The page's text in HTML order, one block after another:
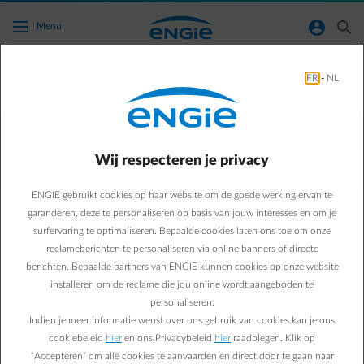
Ga naar de hoofdinhoud
Menu normal-account-circle search
Heb ik recht op een vergoeding bij het
uitvallen van mijn omvormer?
arrow-left Terug naar contactpagina
VLAANDEREN
Sinds 14/07/2022 kan je bij Fluvius een compensatie aanvragen
indien de omvormer van jouw zonnepaneleninstallatie regelmatig
uitvalt. Alle informatie hieromtrent vind je terug op de website van
Fluvius
WALLONIE/ BRUSSEL
dan moet je nog even geduld hebben.
De CWaPE meldt dat er een voorstel op tafel ligt. Dat voorstel
wordt besproken met de betrokken partijen en wanneer er hierover
een beslissing valt, zal dit te raadplegen zijn op de website van de
FR - NL
Wij respecteren je privacy
ENGIE gebruikt cookies op haar website om de goede werking ervan te
garanderen, deze te personaliseren op basis van jouw interesses en om je
surfervaring te optimaliseren. Bepaalde cookies laten ons toe om onze
reclameberichten te personaliseren via online banners of directe
berichten. Bepaalde partners van ENGIE kunnen cookies op onze website
installeren om de reclame die jou online wordt aangeboden te
personaliseren.
Indien je meer informatie wenst over ons gebruik van cookies kan je ons
cookiebeleid hier en ons Privacybeleid hier raadplegen. Klik op
“Accepteren” om alle cookies te aanvaarden en direct door te gaan naar